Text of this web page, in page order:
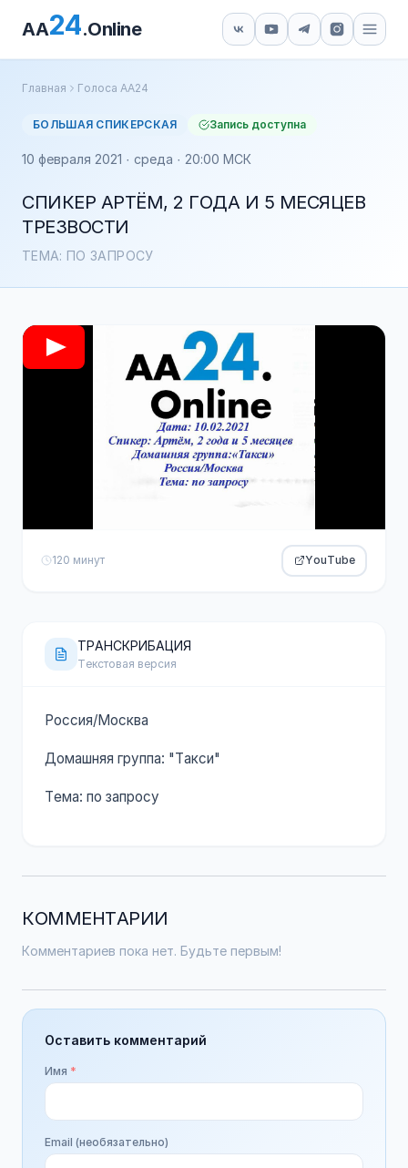
AA24.Online
Главная Голоса АА24
БОЛЬШАЯ СПИКЕРСКАЯ Запись доступна
10 февраля 2021 · среда · 20:00 МСК
СПИКЕР АРТЁМ, 2 ГОДА И 5 МЕСЯЦЕВ
ТРЕЗВОСТИ
ТЕМА: ПО ЗАПРОСУ
120 минут YouTube
ТРАНСКРИБАЦИЯ
Текстовая версия
Россия/Москва
Домашняя группа: "Такси"
Тема: по запросу
КОММЕНТАРИИ
Комментариев пока нет. Будьте первым!
Оставить комментарий
Имя *
Email (необязательно)